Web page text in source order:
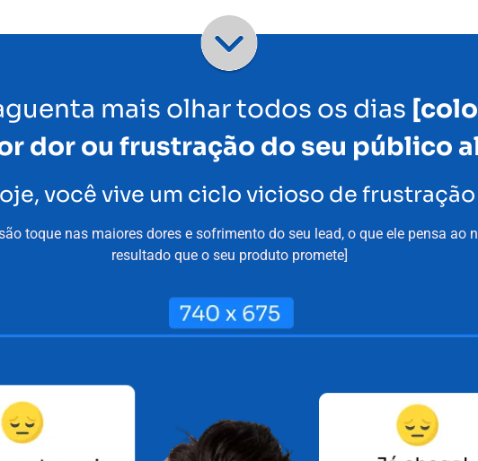
mais olhar todos os dias
dor ou frustração do seu público
você vive um ciclo vicioso de frustração
toque nas maiores dores e sofrimento do seu lead, o que ele pensa ao
resultado que o seu produto promete]